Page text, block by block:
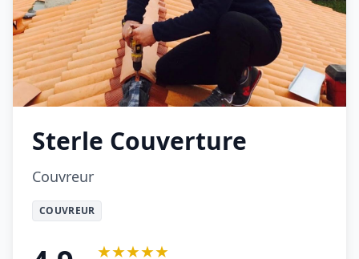
Sterle Couverture
Couvreur
COUVREUR
★★★★★